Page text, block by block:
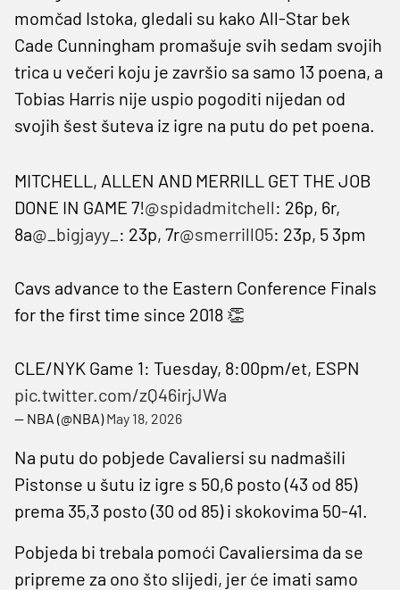
momčad Istoka, gledali su kako All-Star bek
Cade Cunningham promašuje svih sedam svojih
trica u večeri koju je završio sa samo 13 poena, a
Tobias Harris nije uspio pogoditi nijedan od
svojih šest šuteva iz igre na putu do pet poena.
MITCHELL, ALLEN AND MERRILL GET THE JOB
DONE IN GAME 7!@spidadmitchell: 26p, 6r,
8a@_bigjayy_ : 23p, 7r@smerrill05: 23p, 5 3pm
Cavs advance to the Eastern Conference Finals
for the first time since 2018 👏
CLE/NYK Game 1: Tuesday, 8:00pm/et, ESPN
pic.twitter.com/zQ46irjJWa
— NBA (@NBA)May 18, 2026
Na putu do pobjede Cavaliersi su nadmašili
Pistonse u šutu iz igre s 50,6 posto (43 od 85)
prema 35,3 posto (30 od 85) i skokovima 50-41.
Pobjeda bi trebala pomoći Cavaliersima da se
pripreme za ono što slijedi, jer će imati samo